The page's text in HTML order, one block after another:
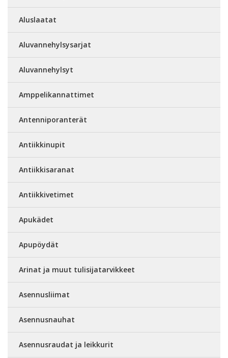
Aluslaatat
Aluvannehylsysarjat
Aluvannehylsyt
Amppelikannattimet
Antenniporanterät
Antiikkinupit
Antiikkisaranat
Antiikkivetimet
Apukädet
Apupöydät
Arinat ja muut tulisijatarvikkeet
Asennusliimat
Asennusnauhat
Asennusraudat ja leikkurit